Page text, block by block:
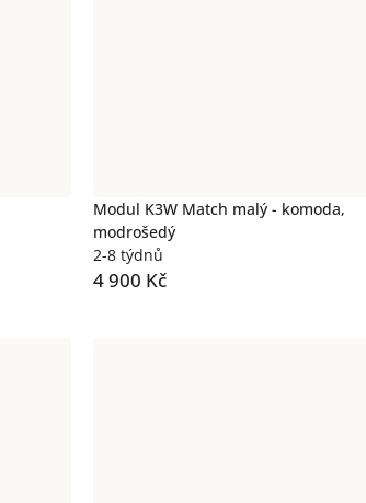
Modul K3W Match malý - komoda,
modrošedý
2-8 týdnů
4 900 Kč